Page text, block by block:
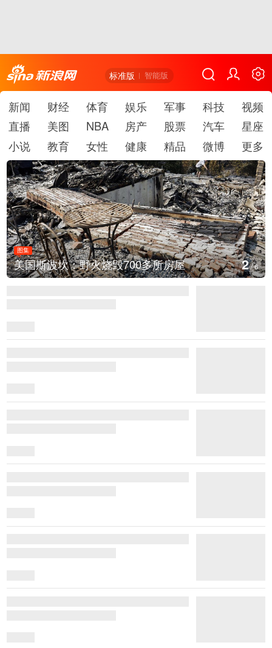
标准版 智能版
新闻 财经 体育 娱乐 军事 科技
视频
直播
美图 NBA 房产 股票 汽车
星座
小说
教育 女性 健康 精品 微博 更多
图集
美国斯波坎：野火烧毁700多所房屋 2/6